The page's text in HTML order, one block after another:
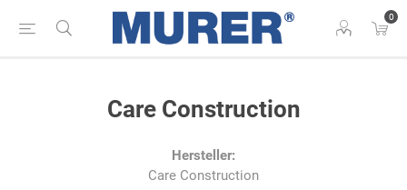
0
Care Construction
Hersteller:
Care Construction